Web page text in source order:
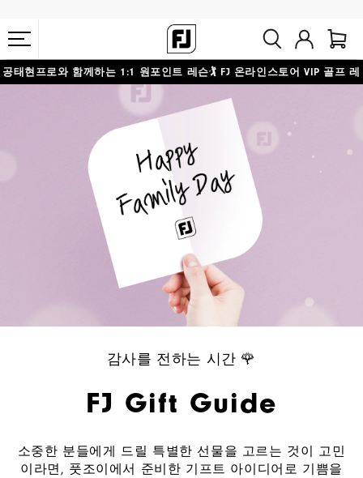
10만원 이상 구매 시 배송·반품 무료
공태현프로와 함께하는 1:1 원포인트 레슨🏌️ FJ 온라인스토어 VIP 골프 레
감사를 전하는 시간 🌹
FJ Gift Guide
소중한 분들에게 드릴 특별한 선물을 고르는 것이 고민
이라면, 풋조이에서 준비한 기프트 아이디어로 기쁨을